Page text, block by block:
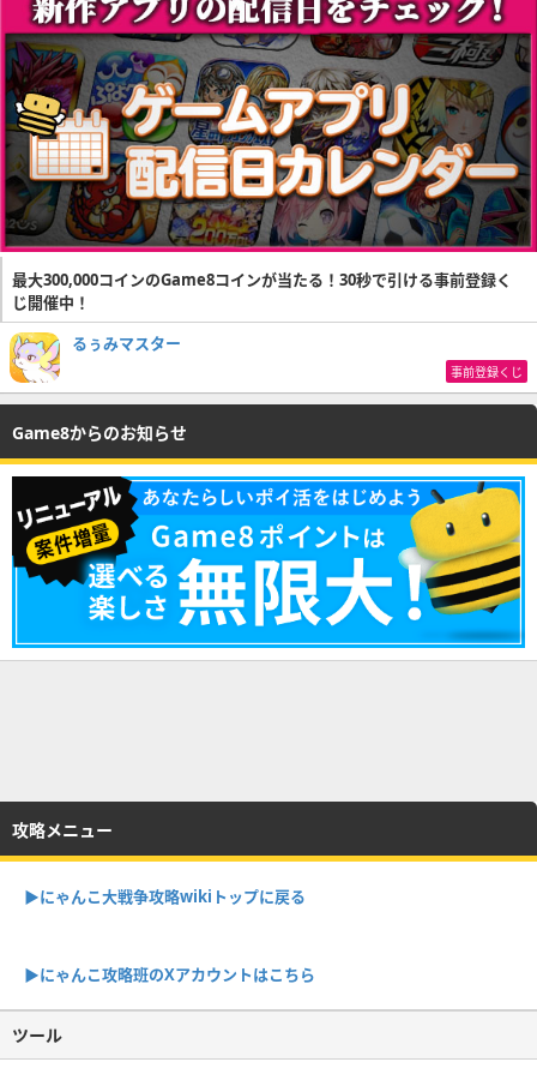
最大300,000コインのGame8コインが当たる！30秒で引ける事前登録く
じ開催中！
るぅみマスター
事前登録くじ
Game8からのお知らせ
攻略メニュー
▶︎にゃんこ大戦争攻略wikiトップに戻る
▶︎にゃんこ攻略班のXアカウントはこちら
ツール